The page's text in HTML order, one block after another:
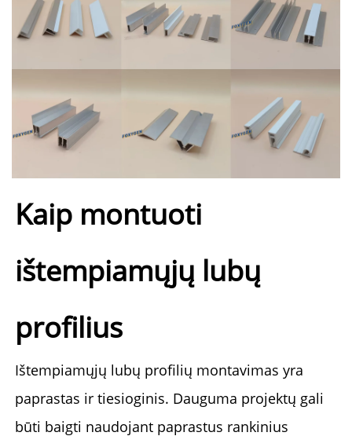
Kaip montuoti
ištempiamųjų lubų
profilius
Ištempiamųjų lubų profilių montavimas yra
paprastas ir tiesioginis. Dauguma projektų gali
būti baigti naudojant paprastus rankinius